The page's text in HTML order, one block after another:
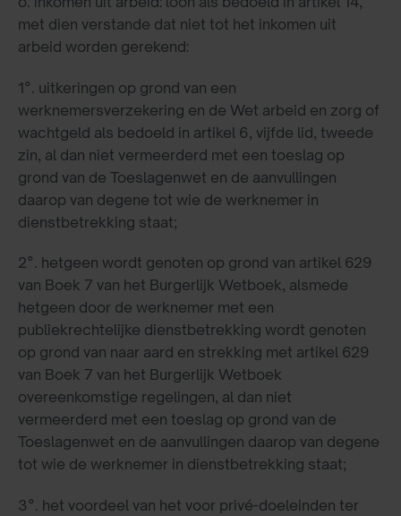
met dien verstande dat niet tot het inkomen uit
arbeid worden gerekend:
1°. uitkeringen op grond van een
werknemersverzekering en de Wet arbeid en zorg of
wachtgeld als bedoeld in artikel 6, vijfde lid, tweede
zin, al dan niet vermeerderd met een toeslag op
grond van de Toeslagenwet en de aanvullingen
daarop van degene tot wie de werknemer in
dienstbetrekking staat;
2°. hetgeen wordt genoten op grond van artikel 629
van Boek 7 van het Burgerlijk Wetboek, alsmede
hetgeen door de werknemer met een
publiekrechtelijke dienstbetrekking wordt genoten
op grond van naar aard en strekking met artikel 629
van Boek 7 van het Burgerlijk Wetboek
overeenkomstige regelingen, al dan niet
vermeerderd met een toeslag op grond van de
Toeslagenwet en de aanvullingen daarop van degene
tot wie de werknemer in dienstbetrekking staat;
3°. het voordeel van het voor privé-doeleinden ter